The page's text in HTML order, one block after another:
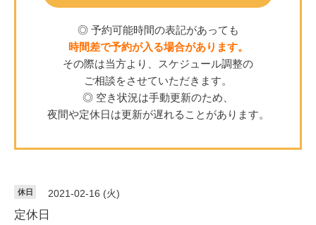
◎ 予約可能時間の表記があっても
時間差で予約が入る場合があります。
その際は当方より、スケジュール調整の
ご相談をさせていただきます。
◎ 空き状況は手動更新のため、
夜間や定休日は更新が遅れることがあります。
休日 2021-02-16 (火)
定休日